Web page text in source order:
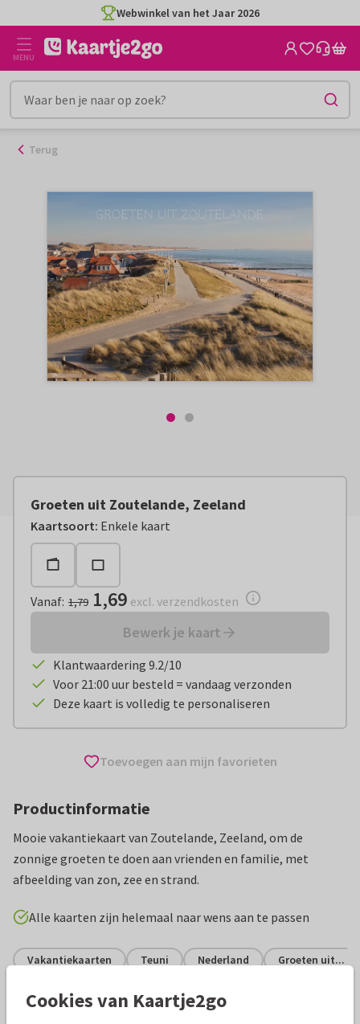
naar
inhoud
Webwinkel van het Jaar 2026
MENU
Terug
Groeten uit Zoutelande, Zeeland
Kaartsoort: Enkele kaart
Vanaf:€ 1,69 excl. verzendkosten
Vanaf: 1,79 1,69 excl. verzendkosten
Bewerk je kaart
Klantwaardering 9.2/10
Voor 21:00 uur besteld = vandaag verzonden
Deze kaart is volledig te personaliseren
Toevoegen aan mijn favorieten
Productinformatie
Mooie vakantiekaart van Zoutelande, Zeeland, om de
zonnige groeten te doen aan vrienden en familie, met
afbeelding van zon, zee en strand.
Alle kaarten zijn helemaal naar wens aan te passen
Vakantiekaarten Teuni Nederland Groeten uit...
Specificaties bij deze kaart
Cookies van Kaartje2go